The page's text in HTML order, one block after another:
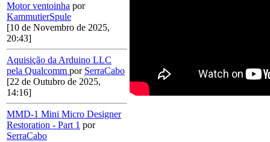
Motor ventoinha por
KammutierSpule
[10 de Novembro de 2025,
20:43]
Aquisição da Arduino LLC
pela Qualcomm por SerraCabo
[22 de Outubro de 2025,
14:16]
MMD-1 Mini Micro Designer
Restoration - Part 1 por
SerraCabo